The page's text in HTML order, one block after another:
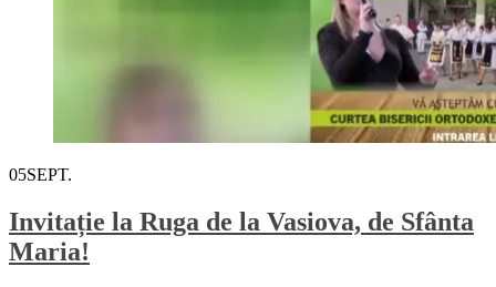
05SEPT.
Invitație la Ruga de la Vasiova, de Sfânta
Maria!